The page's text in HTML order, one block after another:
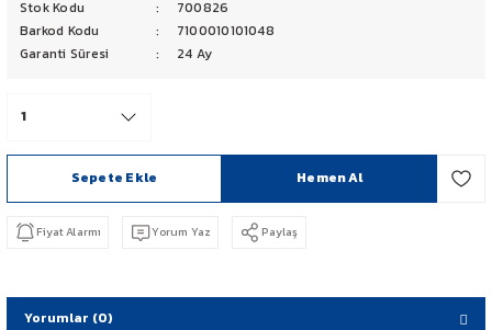
PCX 125-150
CB 125 F
CBR 250
CRF 250 RALLY
Stok Kodu
700826
Barkod Kodu
7100010101048
Garanti Süresi
24 Ay
Sepete Ekle Hemen Al
Fiyat Alarmı Yorum Yaz Paylaş
Yorumlar (0)